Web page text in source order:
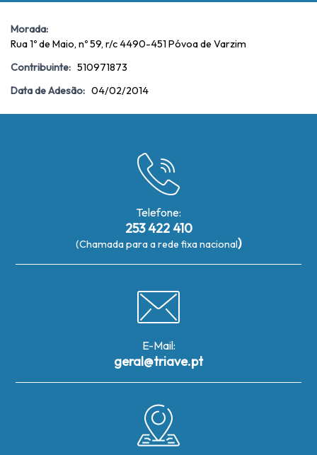
Morada:
Rua 1º de Maio, nº 59, r/c 4490-451 Póvoa de Varzim
Contribuinte: 510971873
Data de Adesão: 04/02/2014
Telefone:
253 422 410
(Chamada para a rede fixa nacional)
E-Mail:
geral@triave.pt